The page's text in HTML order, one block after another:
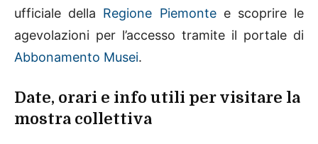
ufficiale della Regione Piemontee scoprire le
agevolazioni per l’accesso tramite il portale di
Abbonamento Musei.
Date, orari e info utili per visitare la
mostra collettiva